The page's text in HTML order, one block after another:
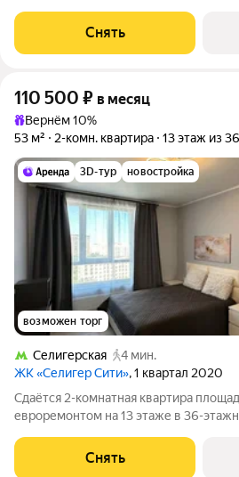
Холодильник Посудомоечная машина Дом - монолитный, окна
выходят во двор. В подъезде
Снять
110 500 ₽ в месяц
Вернём 10%
53 м²
2-комн. квартира 13 этаж из 36
3D-тур новостройка
возможен торг
Селигерская
4 мин.
ЖК «Селигер Сити», 1 квартал 2020
Сдаётся 2-комнатная квартира
евроремонтом на 13 этаже в 36-
Стиральная машина Холодильник Посудомоечная машина
Кондиционер Микроволновка Пылесос
Снять